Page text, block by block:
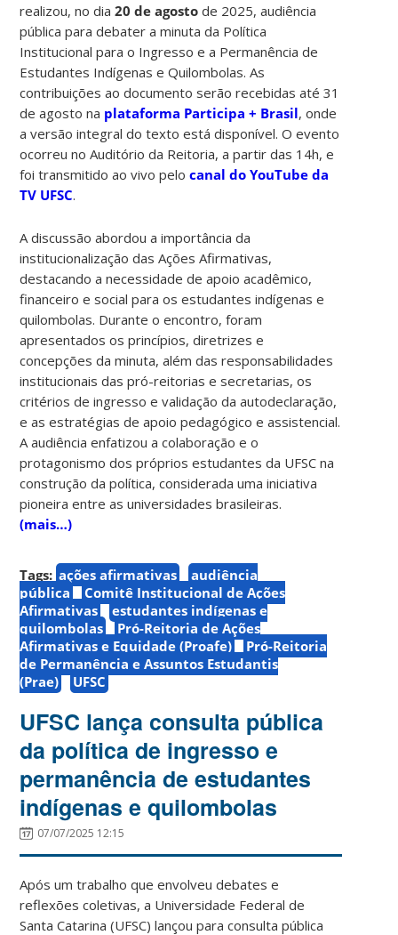
realizou, no dia20 de agosto de 2025, audiência
pública para debater a minuta da Política
Institucional para o Ingresso e a Permanência de
Estudantes Indígenas e Quilombolas. As
contribuições ao documento serão recebidas até 31
de agosto na plataforma Participa + Brasil, onde
a versão integral do texto está disponível. O evento
ocorreu no Auditório da Reitoria, a partir das 14h, e
foi transmitido ao vivo pelocanal do YouTube da
TV UFSC.
A discussão abordou a importância da
institucionalização das Ações Afirmativas,
destacando a necessidade de apoio acadêmico,
financeiro e social para os estudantes indígenas e
quilombolas. Durante o encontro, foram
apresentados osprincípios, diretrizes e
concepções da minuta, além das responsabilidades
institucionais das pró-reitorias e secretarias, os
critérios de ingresso e validação da autodeclaração,
e as estratégias de apoio pedagógico e assistencial.
A audiência enfatizou a colaboração e o
protagonismo dos próprios estudantes da UFSC na
construção da política, considerada uma iniciativa
pioneira entre as universidades brasileiras.
(mais…)
Tags: ações afirmativas
audiência
pública
Comitê Institucional de Ações
Afirmativas
estudantes indígenas e
quilombolas
Pró-Reitoria de Ações
Afirmativas e Equidade (Proafe)
Pró-Reitoria
de Permanência e Assuntos Estudantis
(Prae)
UFSC
UFSC lança consulta pública
da política de ingresso e
permanência de estudantes
indígenas e quilombolas
07/07/2025 12:15
Após um trabalho que envolveu debates e
reflexões coletivas, a Universidade Federal de
Santa Catarina (UFSC) lançou para consulta pública